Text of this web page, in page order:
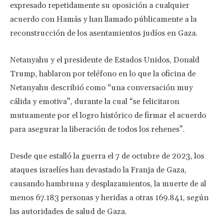
expresado repetidamente su oposición a cualquier
acuerdo con Hamás y han llamado públicamente a la
reconstrucción de los asentamientos judíos en Gaza.
Netanyahu y el presidente de Estados Unidos, Donald
Trump, hablaron por teléfono en lo que la oficina de
Netanyahu describió como “una conversación muy
cálida y emotiva”, durante la cual “se felicitaron
mutuamente por el logro histórico de firmar el acuerdo
para asegurar la liberación de todos los rehenes”.
Desde que estalló la guerra el 7 de octubre de 2023, los
ataques israelíes han devastado la Franja de Gaza,
causando hambruna y desplazamientos, la muerte de al
menos 67.183 personas y heridas a otras 169.841, según
las autoridades de salud de Gaza.